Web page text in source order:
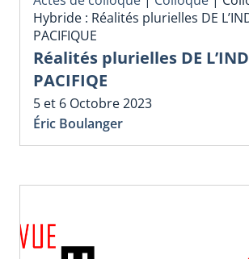
Hybride : Réalités plurielles DE
PACIFIQUE
Réalités plurielles DE
PACIFIQE
5 et 6 Octobre 2023
Éric Boulanger